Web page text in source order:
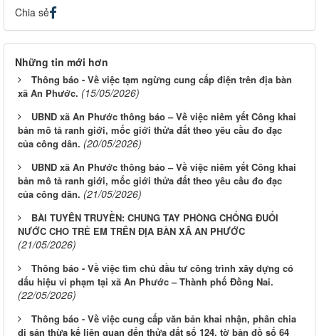
Chia sẻ
Những tin mới hơn
Thông báo - Về việc tạm ngừng cung cấp điện trên địa bàn
xã An Phước. (15/05/2026)
UBND xã An Phước thông báo – Về việc niêm yết Công khai
bản mô tả ranh giới, mốc giới thửa đất theo yêu cầu đo đạc
của công dân. (20/05/2026)
UBND xã An Phước thông báo – Về việc niêm yết Công khai
bản mô tả ranh giới, mốc giới thửa đất theo yêu cầu đo đạc
của công dân. (21/05/2026)
BÀI TUYÊN TRUYỀN: CHUNG TAY PHÒNG CHỐNG ĐUỐI
NƯỚC CHO TRẺ EM TRÊN ĐỊA BÀN XÃ AN PHƯỚC
(21/05/2026)
Thông báo - Về việc tìm chủ đầu tư công trình xây dựng có
dấu hiệu vi phạm tại xã An Phước – Thành phố Đồng Nai.
(22/05/2026)
Thông báo - Về việc cung cấp văn bản khai nhận, phân chia
di sản thừa kế liên quan đến thửa đất số 124, tờ bản đồ số 64